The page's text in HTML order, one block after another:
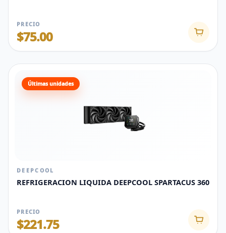
PRECIO
$75.00
Últimas unidades
DEEPCOOL
REFRIGERACION LIQUIDA DEEPCOOL SPARTACUS 360
PRECIO
$221.75